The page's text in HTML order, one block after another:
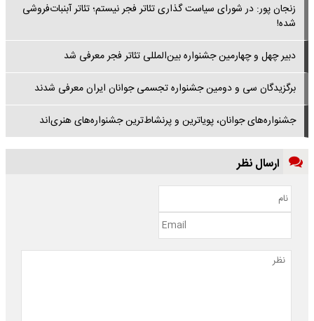
زنجان پور: در شورای سیاست گذاری تئاتر فجر نیستم؛ تئاتر آبنبات‌فروشی
شده!
دبیر چهل‌ و چهارمین جشنواره بین‌المللی تئاتر فجر معرفی شد
برگزیدگان سی‌ و دومین جشنواره تجسمی جوانان ایران معرفی شدند
جشنواره‌های جوانان، پویاترین و پرنشاط‌ترین جشنواره‌های هنری‌اند
ارسال نظر